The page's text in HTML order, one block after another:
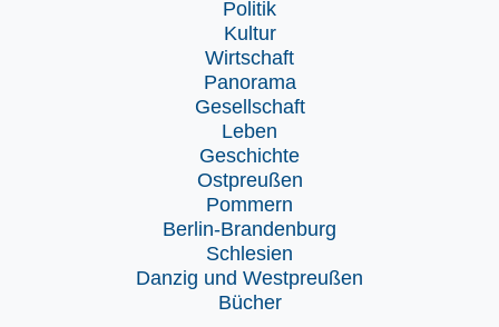
Politik
Kultur
Wirtschaft
Panorama
Gesellschaft
Leben
Geschichte
Ostpreußen
Pommern
Berlin-Brandenburg
Schlesien
Danzig und Westpreußen
Bücher